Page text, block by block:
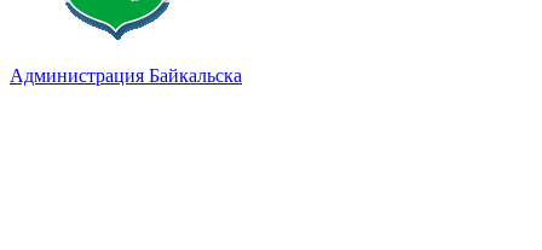
Администрация Байкальска